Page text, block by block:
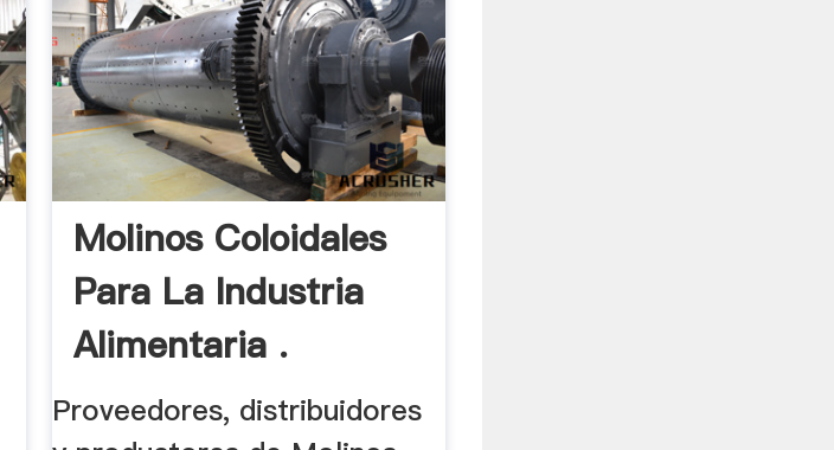
Molinos Coloidales
Para La Industria
Alimentaria .
Proveedores, distribuidores